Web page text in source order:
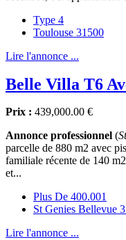
Type 4
Toulouse 31500
Lire l'annonce ...
Belle Villa T6
Prix : 439,000.00 €
Annonce professionnel (
parcelle de 880 m2 avec
familiale récente de 140
et...
Plus De 400.001
St Genies Bellevue
Lire l'annonce ...